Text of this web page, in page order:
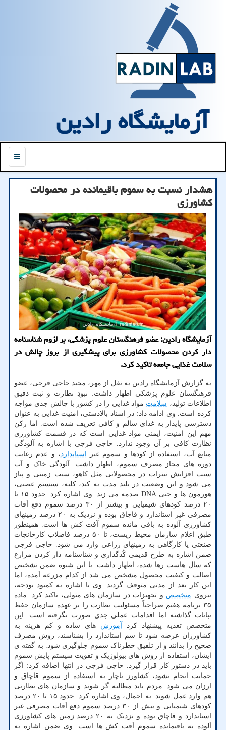
آزمایشگاه رادین
منو
هشدار نسبت به سموم باقیمانده در محصولات
کشاورزی
آزمایشگاه رادین: عضو فرهنگستان علوم پزشکی، بر لزوم شناسنامه
دار کردن محصولات کشاورزی برای پیشگیری از بروز چالش در
سلامت غذایی جامعه تاکید کرد.
به گزارش آزمایشگاه رادین به نقل از مهر، مجید حاجی فرجی، عضو
فرهنگستان علوم پزشکی اظهار داشت: نبودِ نظارت و ثبت دقیق
اطلاعات تولید، سلامت مواد غذایی را در کشور با چالش جدی مواجه
کرده است. وی ادامه داد: در اسناد بالادستی، امنیت غذایی به عنوان
دسترسی پایدار به غذای سالم و کافی تعریف شده است. اما رکن
مهم این امنیت، ایمنی مواد غذایی است که در قسمت کشاورزی
نظارت کافی بر آن وجود ندارد. حاجی فرجی با اشاره به آلودگی
منابع آب، استفاده از کودها و سموم غیر
استاندارد ، و عدم رعایت
دوره های مجاز مصرف سموم، اظهار داشت: آلودگی خاک و آب
سبب افزایش نیترات در محصولاتی مثل کاهو، سیب زمینی و پیاز
می شود و این وضعیت در بلند مدت به کبد، کلیه، سیستم عصبی،
هورمون ها و حتی DNA صدمه می زند. وی اشاره کرد: حدود ۱۵ تا
۲۰ درصد کودهای شیمیایی و بیشتر از ۳۰ درصد سموم دفع آفات
مصرفی غیر استاندارد و قاچاق بوده و نزدیک به ۲۰ درصد زمینهای
کشاورزی آلوده به باقی مانده سموم آفت کش ها است. همینطور
طبق اعلام سازمان محیط زیست، تا ۵۰ درصد فاضلاب کارخانجات
صنعتی یا کارگاهی به زمینهای زراعی وارد می شود. حاجی فرجی
ضمن اشاره به طرح قدیمی کُدگذاری و شناسنامه دار کردن مزارع
که سال هاست رها شده، اظهار داشت: با این شیوه ضمن تشخیص
اصالت و کیفیت محصول مشخص می شد از کدام مزرعه آمده، اما
این کار بعد از مدتی متوقف گردید. وی با اشاره به کمبود بودجه،
نیروی متخصص و تجهیزات در سازمان های متولی، تاکید کرد: ماده
۳۵ برنامه هفتم صراحتاً مسئولیت نظارت را بر عهده سازمان حفظ
نباتات گذاشته اما اقدامات عملی جدی صورت نگرفته است. این
متخصص تغذیه پیشنهاد کرد
آموزش های ساده و کم هزینه به
کشاورزان عرضه شود تا سم استاندارد را بشناسند، روش مصرف
صحیح را بدانند و از تلفیق خطرناک سموم جلوگیری شود. به گفته ی
ایشان، استفاده از روش های بیولوژیک و تقویت سیستم پایش سموم
باید در دستور کار قرار گیرد. حاجی فرجی در انتها اضافه کرد: اگر
حمایت انجام نشود، کشاورز ناچار به استفاده از سموم قاچاق و
ارزان می شود. مردم باید مطالبه گر شوند و سازمان های نظارتی
هم وارد عمل شوند. به اجمال، وی اشاره کرد: حدود ۱۵ تا ۲۰ درصد
کودهای شیمیایی و بیش از ۳۰ درصد سموم دفع آفات مصرفی غیر
استاندارد و قاچاق بوده و نزدیک به ۲۰ درصد زمین های کشاورزی
آلوده به باقیمانده سموم آفت کش ها است. وی ضمن اشاره به